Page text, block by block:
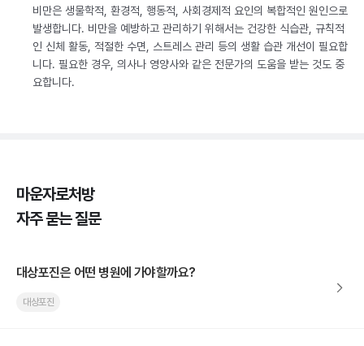
비만은 생물학적, 환경적, 행동적, 사회경제적 요인의 복합적인 원인으로
발생합니다. 비만을 예방하고 관리하기 위해서는 건강한 식습관, 규칙적
인 신체 활동, 적절한 수면, 스트레스 관리 등의 생활 습관 개선이 필요합
니다. 필요한 경우, 의사나 영양사와 같은 전문가의 도움을 받는 것도 중
요합니다.
마운자로처방
자주 묻는 질문
대상포진은 어떤 병원에 가야할까요?
대상포진